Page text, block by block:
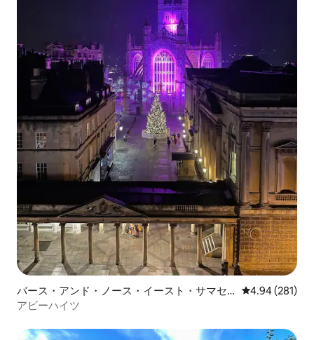
バース・アンド・ノース・イースト・サマセ
ットのマンション・アパート
レビュー281
4.94 (281)
アビーハイツ